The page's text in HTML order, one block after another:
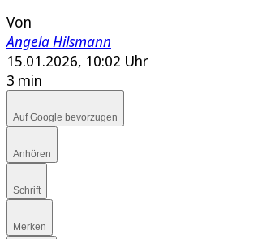
Von
Angela Hilsmann
15.01.2026, 10:02 Uhr
3 min
Auf Google bevorzugen
Anhören
Schrift
Merken